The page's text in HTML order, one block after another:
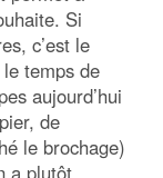
Si
c’est le
temps de
aujourd’hui
de
le brochage)
a plutôt